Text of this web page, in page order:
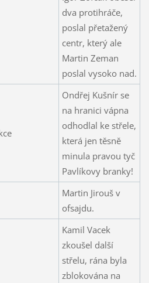
dva protihráče,
poslal přetažený
centr, který ale
Martin Zeman
poslal vysoko nad.
Ondřej Kušnír se
na hranici vápna
odhodlal ke střele,
která jen těsně
minula pravou tyč
Pavlíkovy branky!
Martin Jirouš v
ofsajdu.
Kamil Vacek
zkoušel další
střelu, rána byla
zblokována na